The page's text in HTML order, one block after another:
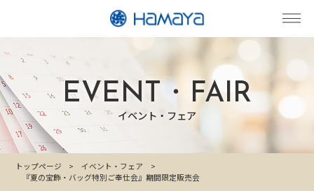
EVENT・FAIR
イベント・フェア
トップページ
イベント・フェア
『夏の宝飾・バッグ特別ご奉仕会』期間限定販売会